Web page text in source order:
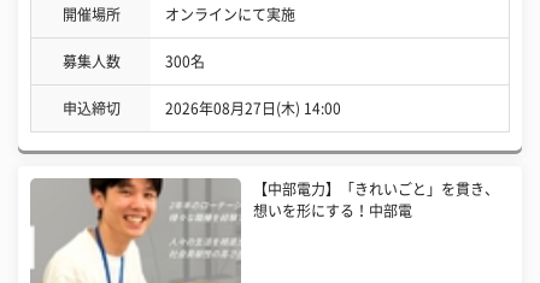
開催場所 オンラインにて実施
募集人数 300名
申込締切 2026年08月27日(木) 14:00
【中部電力】「きれいごと」を貫き、
想いを形にする！中部電